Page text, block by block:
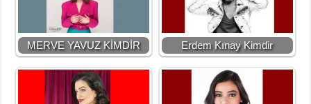
MERVE YAVUZ KİMDİR Erdem Kınay Kimdir